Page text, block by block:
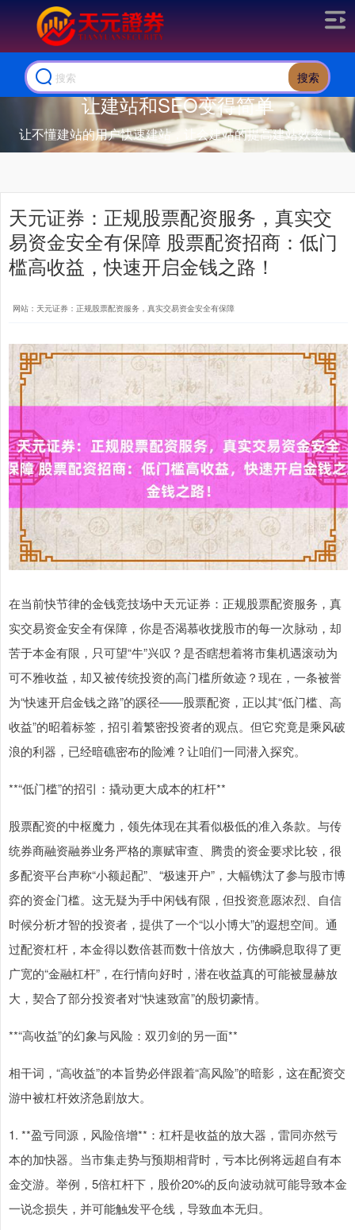
搜索
让建站和SEO变得简单
让不懂建站的用户快速建站，让会建站的提高建站效率！
天元证券：正规股票配资服务，真实交
易资金安全有保障 股票配资招商：低门
槛高收益，快速开启金钱之路！
网站：天元证券：正规股票配资服务，真实交易资金安全有保障
在当前快节律的金钱竞技场中天元证券：正规股票配资服务，真
实交易资金安全有保障，你是否渴慕收拢股市的每一次脉动，却
苦于本金有限，只可望“牛”兴叹？是否瞎想着将市集机遇滚动为
可不雅收益，却又被传统投资的高门槛所敛迹？现在，一条被誉
为“快速开启金钱之路”的蹊径——股票配资，正以其“低门槛、高
收益”的昭着标签，招引着繁密投资者的观点。但它究竟是乘风破
浪的利器，已经暗礁密布的险滩？让咱们一同潜入探究。
**“低门槛”的招引：撬动更大成本的杠杆**
股票配资的中枢魔力，领先体现在其看似极低的准入条款。与传
统券商融资融券业务严格的禀赋审查、腾贵的资金要求比较，很
多配资平台声称“小额起配”、“极速开户”，大幅镌汰了参与股市博
弈的资金门槛。这无疑为手中闲钱有限，但投资意愿浓烈、自信
时候分析才智的投资者，提供了一个“以小博大”的遐想空间。通
过配资杠杆，本金得以数倍甚而数十倍放大，仿佛瞬息取得了更
广宽的“金融杠杆”，在行情向好时，潜在收益真的可能被显赫放
大，契合了部分投资者对“快速致富”的殷切豪情。
**“高收益”的幻象与风险：双刃剑的另一面**
相干词，“高收益”的本旨势必伴跟着“高风险”的暗影，这在配资交
游中被杠杆效济急剧放大。
1. **盈亏同源，风险倍增**：杠杆是收益的放大器，雷同亦然亏
本的加快器。当市集走势与预期相背时，亏本比例将远超自有本
金交游。举例，5倍杠杆下，股价20%的反向波动就可能导致本金
一说念损失，并可能触发平仓线，导致血本无归。